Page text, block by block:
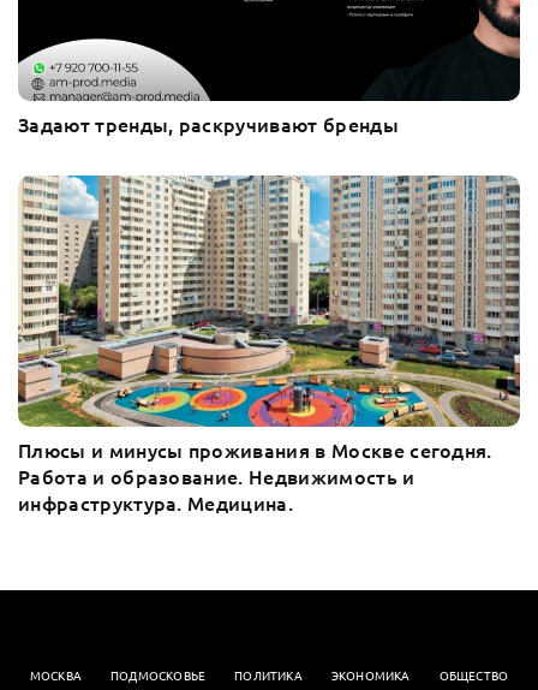
Задают тренды, раскручивают бренды
Плюсы и минусы проживания в Москве сегодня.
Работа и образование. Недвижимость и
инфраструктура. Медицина.
МОСКВА ПОДМОСКОВЬЕ ПОЛИТИКА ЭКОНОМИКА OБЩЕСТВО